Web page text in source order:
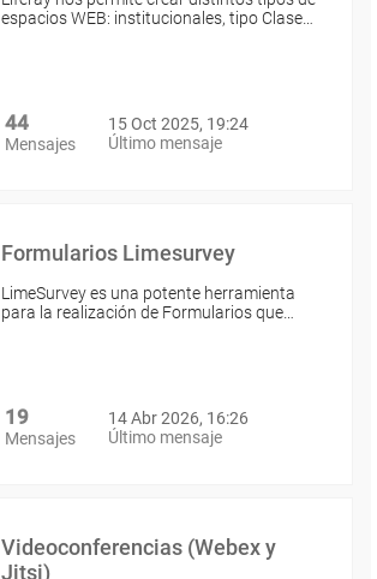
espacios WEB: institucionales, tipo Clase…
44
Mensajes
15 Oct 2025, 19:24
Último mensaje
Formularios Limesurvey
LimeSurvey es una potente herramienta
para la realización de Formularios que…
19
Mensajes
14 Abr 2026, 16:26
Último mensaje
Videoconferencias (Webex y
Jitsi)